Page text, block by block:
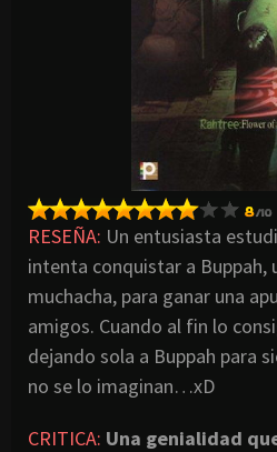
RESEÑA: Un entusiasta
intenta conquistar a Buppah,
muchacha, para ganar una
amigos. Cuando al fin lo
dejando sola a Buppah para
no se lo imaginan…xD
CRITICA: Una genialidad